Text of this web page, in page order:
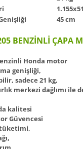
45 cm
BENZİNLİ ÇAPA
Honda motor
genişliği,
sadece 21 kg,
merkezi dağlımı ile
kalitesi
Güvencesi
tüketimi,